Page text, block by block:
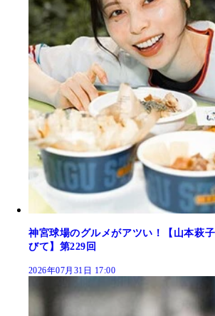
神宮球場のグルメがアツい！【山本萩
びて】第229回
2026年07月31日 17:00